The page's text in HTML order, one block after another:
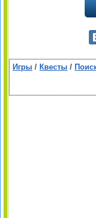
Игры / Квесты /